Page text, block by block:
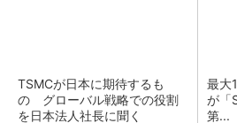
TSMCが日本に期待するも
の グローバル戦略での役割
を日本法人社長に聞く
最大
が「
第...